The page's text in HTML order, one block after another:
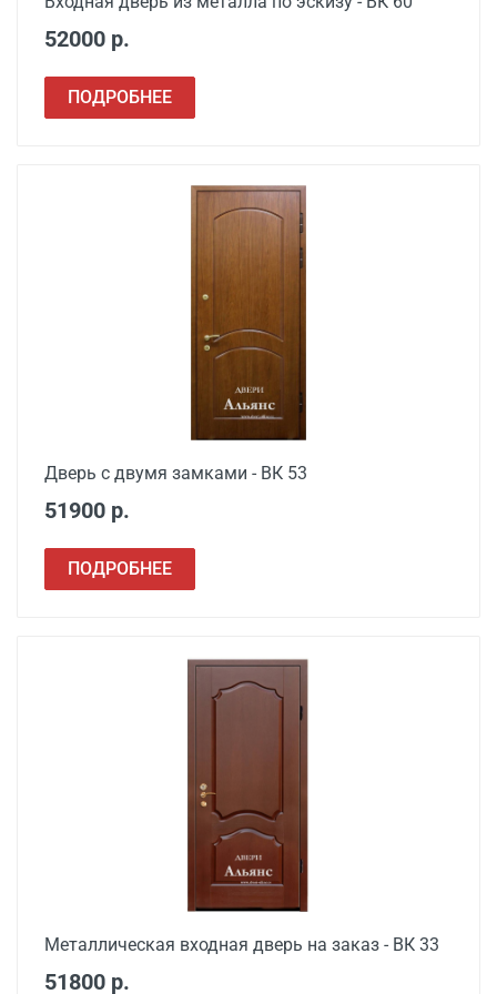
52000 р.
ПОДРОБНЕЕ
Дверь с двумя замками - ВК 53
51900 р.
ПОДРОБНЕЕ
Металлическая входная дверь на заказ - ВК 33
51800 р.